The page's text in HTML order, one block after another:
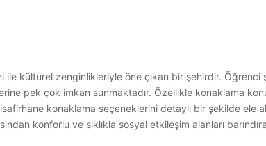
ile kültürel zenginlikleriyle öne çıkan bir şehirdir. Öğrenci
pek çok imkan sunmaktadır. Özellikle konaklama
konaklama seçeneklerini detaylı bir şekilde ele
konforlu ve sıklıkla sosyal etkileşim alanları